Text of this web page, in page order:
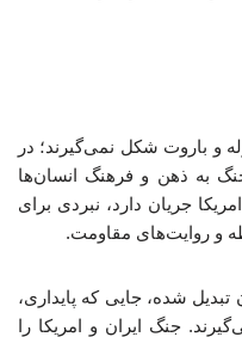
و باروت شکل نمی‌گیرند؛ در
به ذهن و فرهنگ انسان‌ها
جریان دارد، نبردی برای
و روایت‌های مقاومت.
تبدیل شده، جایی که پایداری،
جنگ ایران و امریکا را